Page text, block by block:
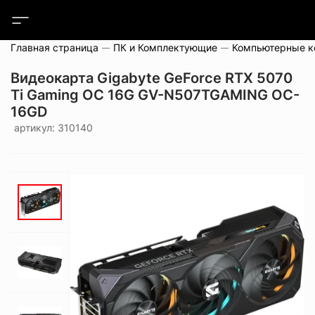
Главная страница ПК и Комплектующие Компьютерные
Видеокарта Gigabyte GeForce RTX 5070
Ti Gaming OC 16G GV-N507TGAMING OC-
16GD
артикул: 310140